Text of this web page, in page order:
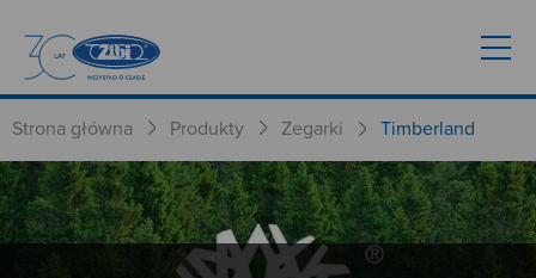
Strona główna Produkty Zegarki Timberland